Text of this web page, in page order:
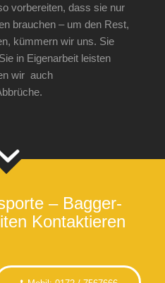
vorbereiten, dass sie nur
brauchen – um den Rest,
kümmern wir uns. Sie
in Eigenarbeit leisten
wir auch
– Bagger-
Kontaktieren